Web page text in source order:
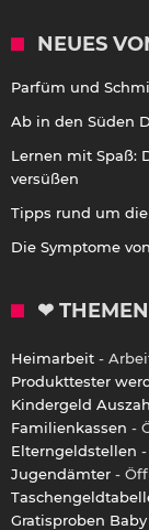
NEUES
Parfüm und
Ab in den Süden
Lernen mit Spaß:
versüßen
Tipps rund um
Die Symptome
❤ THEMEN
Heimarbeit -
Produkttester
Kindergeld
Familienkassen -
Elterngeldstellen
Jugendämter -
Gratisproben Baby